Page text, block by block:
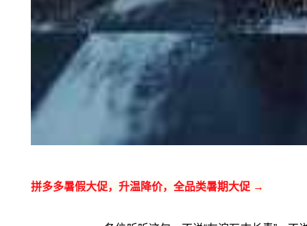
拼多多暑假大促，升温降价，全品类暑期大促 →